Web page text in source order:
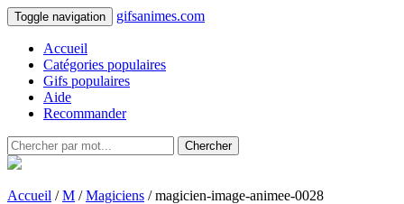
Toggle navigation gifsanimes.com
Accueil
Catégories populaires
Gifs populaires
Aide
Recommander
Chercher
Accueil /M /Magiciens / magicien-image-animee-0028